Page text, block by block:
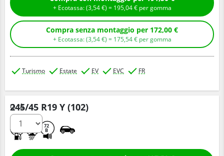
+ Ecotassa: (3,54€ ) = 195,04€ per gomma
Compra senza montaggio per 172,00 €
+ Ecotassa: (3,54€ ) = 175,54€ per gomma
Turismo Estate EV EVC FR
245/45 R19 Y (102)
72
B
Q.tà